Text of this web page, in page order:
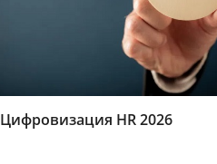
Цифровизация HR 2026